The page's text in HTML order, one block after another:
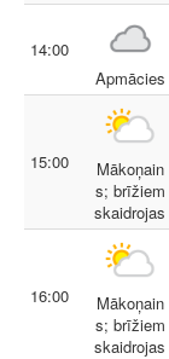
14:00
Apmācies
15:00
Mākoņain
s; brīžiem
skaidrojas
16:00
Mākoņain
s; brīžiem
skaidrojas